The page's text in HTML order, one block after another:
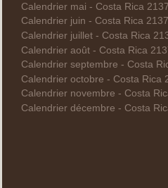
Calendrier mai - Costa Rica 2137
Calendrier juin - Costa Rica 2137
Calendrier juillet - Costa Rica
Calendrier août - Costa Rica
Calendrier septembre - Costa
Calendrier octobre - Costa Rica
Calendrier novembre - Costa
Calendrier décembre - Costa